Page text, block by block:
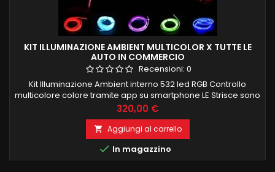
KIT ILLUMINAZIONE AMBIENT MULTICOLOR X TUTTE LE
AUTO IN COMMERCIO
Recensioni: 0
Kit Illuminazione Ambient interno 532 led RGB Controllo
multicolore colore tramite app su smartphone LE Strisce sono
composte de 100 led interni per una corretta ed uniforme
illuminazione e si possono anche tagliare a misura Kit è
composto da: 4 strisce porte 4 maniglie 4 portaoggetti porte
4 tappetini piedi 1 cruscotto frontale 4 PEZZI 75CM 1 PEZZO...
Prezzo
320,00 €
 Aggiungi al carrello
 In magazzino